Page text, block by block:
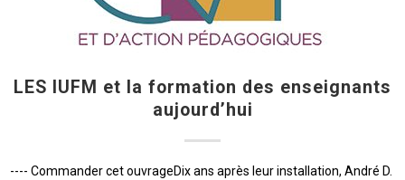
LES IUFM et la formation des enseignants
aujourd’hui
---- Commander cet ouvrageDix ans après leur installation, André D.